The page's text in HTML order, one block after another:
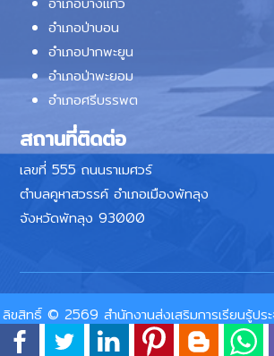
อำเภอป่าบอน
อำเภอปากพะยูน
อำเภอป่าพะยอม
อำเภอศรีบรรพต
สถานที่ติดต่อ
เลขที่ 555 ถนนราเมศวร์
ตำบลคูหาสวรรค์ อำเภอเมืองพัทลุง
จังหวัดพัทลุง 93000
ลิขสิทธิ์ © 2569 สำนักงานส่งเสริมการเรียนรู้ปร
ลิขสิทธิ์.